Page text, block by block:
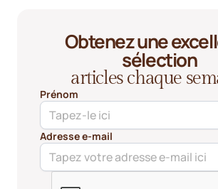
Obtenez une
sélection
articles chaque
Prénom
Adresse e-mail